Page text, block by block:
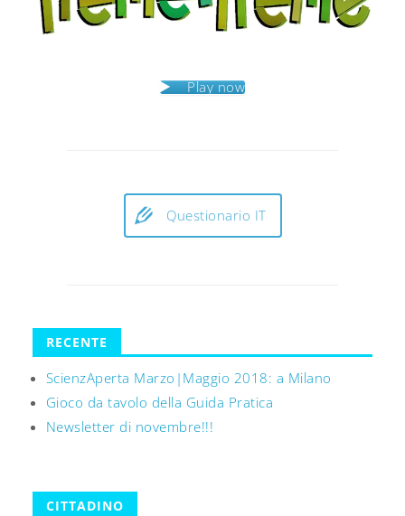
Play now
Questionario IT
RECENTE
ScienzAperta Marzo|Maggio 2018: a Milano
Gioco da tavolo della Guida Pratica
Newsletter di novembre!!!
CITTADINO